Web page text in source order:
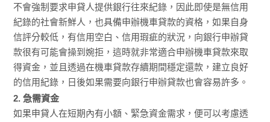
不會強制要求申貸人提供銀行往來紀錄，因此即使是無信用
紀錄的社會新鮮人，也具備申辦機車貸款的資格，如果自身
信評分較低，有信用空白、信用瑕疵的狀況，向銀行申辦貸
款很有可能會操到婉拒，這時就非常適合申辦機車貸款來取
得資金，並且透過在機車貸款存續期間穩定還款，建立良好
的信用紀錄，日後如果需要向銀行申辦貸款也會容易許多。
2. 急需資金
如果申貸人在短期內有小額、緊急資金需求，便可以考慮透